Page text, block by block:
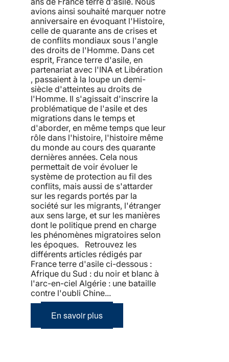
avions ainsi souhaité marquer notre
anniversaire en évoquant l'Histoire,
celle de quarante ans de crises et
de conflits mondiaux sous l'angle
des droits de l'Homme. Dans cet
esprit, France terre d'asile, en
partenariat avec l'INA et Libération
, passaient à la loupe un demi-
siècle d'atteintes au droits de
l'Homme. Il s'agissait d'inscrire la
problématique de l'asile et des
migrations dans le temps et
d'aborder, en même temps que leur
rôle dans l'histoire, l'histoire même
du monde au cours des quarante
dernières années. Cela nous
permettait de voir évoluer le
système de protection au fil des
conflits, mais aussi de s'attarder
sur les regards portés par la
société sur les migrants, l'étranger
aux sens large, et sur les manières
dont le politique prend en charge
les phénomènes migratoires selon
les époques. Retrouvez les
différents articles rédigés par
France terre d'asile ci-dessous :
Afrique du Sud : du noir et blanc à
l'arc-en-ciel Algérie : une bataille
contre l'oubli Chine...
En savoir plus